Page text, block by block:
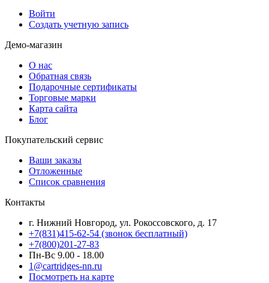
Войти
Создать учетную запись
Демо-магазин
О нас
Обратная связь
Подарочные сертификаты
Торговые марки
Карта сайта
Блог
Покупательский сервис
Ваши заказы
Отложенные
Список сравнения
Контакты
г. Нижний Новгород, ул. Рокоссовского, д. 17
+7(831)415-62-54 (звонок бесплатный)
+7(800)201-27-83
Пн-Вс 9.00 - 18.00
1@cartridges-nn.ru
Посмотреть на карте